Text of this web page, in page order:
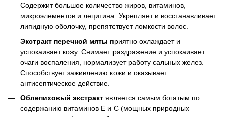
Содержит большое количество жиров, витаминов,
микроэлементов и лецитина. Укрепляет и восстанавливает
липидную оболочку, препятствует ломкости волос.
Экстракт перечной мяты приятно охлаждает и
успокаивает кожу. Снимает раздражение и успокаивает
очаги воспаления, нормализует работу сальных желез.
Способствует заживлению кожи и оказывает
антисептическое действие.
Облепиховый экстракт является самым богатым по
содержанию витаминов Е и С (мощных природных